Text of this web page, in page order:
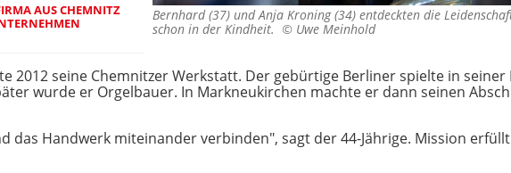
Bernhard (37) und Anja Kroning (34) entdeckten die
schon in der Kindheit. © Uwe Meinhold
AUS CHEMNITZ
2012 seine Chemnitzer Werkstatt. Der gebürtige Berliner spielte in
wurde er Orgelbauer. In Markneukirchen machte er dann seinen
das Handwerk miteinander verbinden", sagt der 44-Jährige. Mission